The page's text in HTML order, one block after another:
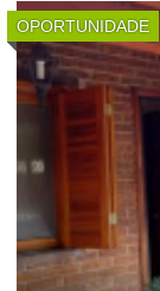
OPORTUNIDADE